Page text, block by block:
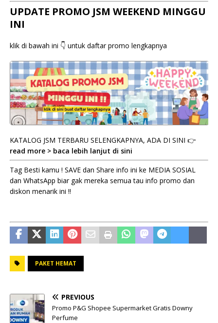
UPDATE PROMO JSM WEEKEND MINGGU
INI
klik di bawah ini 👇 untuk daftar promo lengkapnya
KATALOG JSM TERBARU SELENGKAPNYA, ADA DI SINI 👉
read more > baca lebih lanjut di sini
Tag Besti kamu ! SAVE dan Share info ini ke MEDIA SOSIAL
dan WhatsApp biar gak mereka semua tau info promo dan
diskon menarik ini !!
PAKET HEMAT
PREVIOUS
Promo P&G Shopee Supermarket Gratis Downy
Perfume